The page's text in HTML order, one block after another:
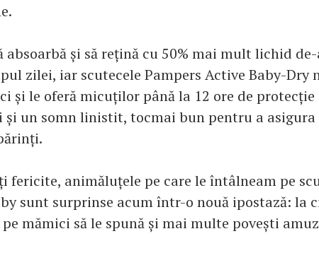
absoarbă și să rețină cu 50% mai mult lichid
zilei, iar scutecele Pampers Active Baby-Dry
și le oferă micuților până la 12 ore de protecție
un somn linistit, tocmai bun pentru a
fericite, animăluțele pe care le întâlneam pe
sunt surprinse acum într-o nouă ipostază: la
mămici să le spună și mai multe povești